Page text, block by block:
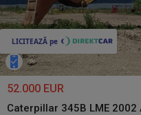
52.000 EUR
Caterpillar 345B LME